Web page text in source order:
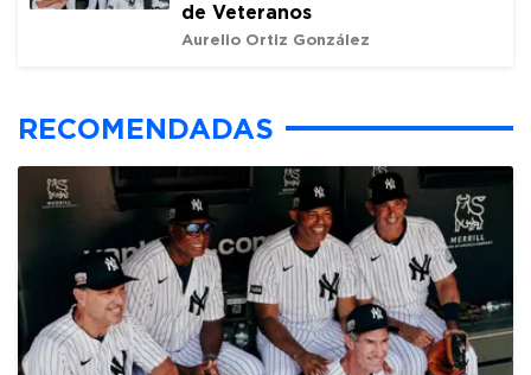
de Veteranos
Aurelio Ortiz González
RECOMENDADAS